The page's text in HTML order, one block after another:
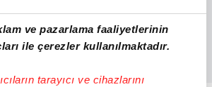
ve pazarlama faaliyetlerinin
ile çerezler kullanılmaktadır.
tarayıcı ve cihazlarını